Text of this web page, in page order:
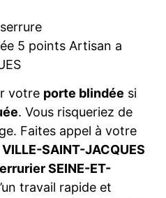
5 points Artisan a
votre porte blindée si
. Vous risqueriez de
Faites appel à votre
SAINT-JACQUES
SEINE-ET-
travail rapide et